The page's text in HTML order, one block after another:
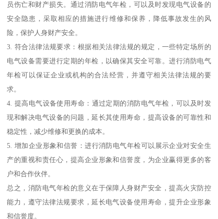
员伤亡和财产损失。通过消防电气年检，可以及时发现电气设备的
安全隐患，采取相应的措施进行维修和保养，降低事故发生的风
险，保护人身财产安全。
3. 符合法律法规要求：根据相关法律法规的规定，一些特定场所的
电气设备需要进行定期的年检，以确保其安全可靠。进行消防电气
年检可以保证企业或机构的合法经营，并遵守相关法律法规的要
求。
4. 提高电气设备使用寿命：通过定期的消防电气年检，可以及时发
现和解决电气设备的问题，延长其使用寿命，提高设备的可靠性和
稳定性，减少维修和更换的成本。
5. 增加企业形象和信誉：进行消防电气年检可以展示企业对安全生
产的重视和责任心，提高企业形象和信誉度，为企业赢得更多的客
户和合作伙伴。
总之，消防电气年检的意义在于保障人身财产安全，提高火灾防控
能力，遵守法律法规要求，延长电气设备使用寿命，提升企业形象
和信誉度。